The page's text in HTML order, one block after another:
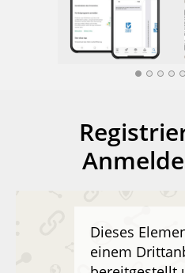
Dieses
einem